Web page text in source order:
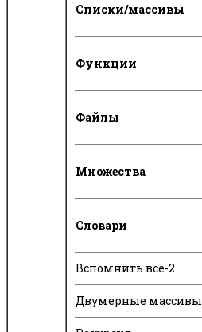
Списки/массивы
Функции
Файлы
Множества
Словари
Вспомнить все-2
Двумерные массивы